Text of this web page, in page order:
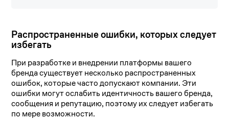
Распространенные ошибки, которых следует
избегать
При разработке и внедрении платформы вашего
бренда существует несколько распространенных
ошибок, которые часто допускают компании. Эти
ошибки могут ослабить идентичность вашего бренда,
сообщения и репутацию, поэтому их следует избегать
по мере возможности.